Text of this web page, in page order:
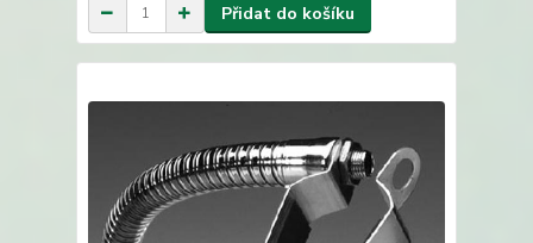
Přidat do košíku